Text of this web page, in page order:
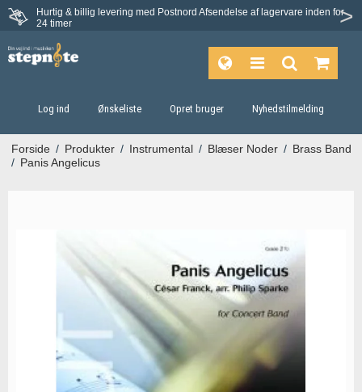
Hurtig & billig levering med Postnord Afsendelse af lagervare inden for
24 timer
Fortrydelsesret på 30 dage
Log ind Ønskeliste Opret bruger Nyhedstilmelding
Forside / Produkter / Instrumental / Blæser Noder / Brass Band
/ Panis Angelicus